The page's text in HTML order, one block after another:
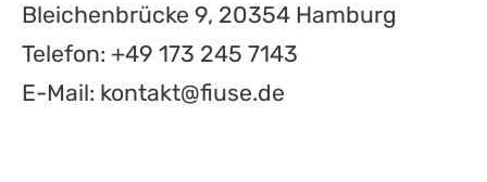
Bleichenbrücke 9, 20354 Hamburg
Telefon: +49 173 245 7143
E-Mail: kontakt@fiuse.de